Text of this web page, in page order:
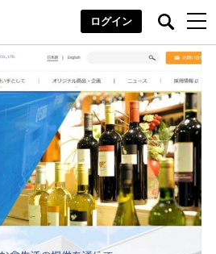
ログイン